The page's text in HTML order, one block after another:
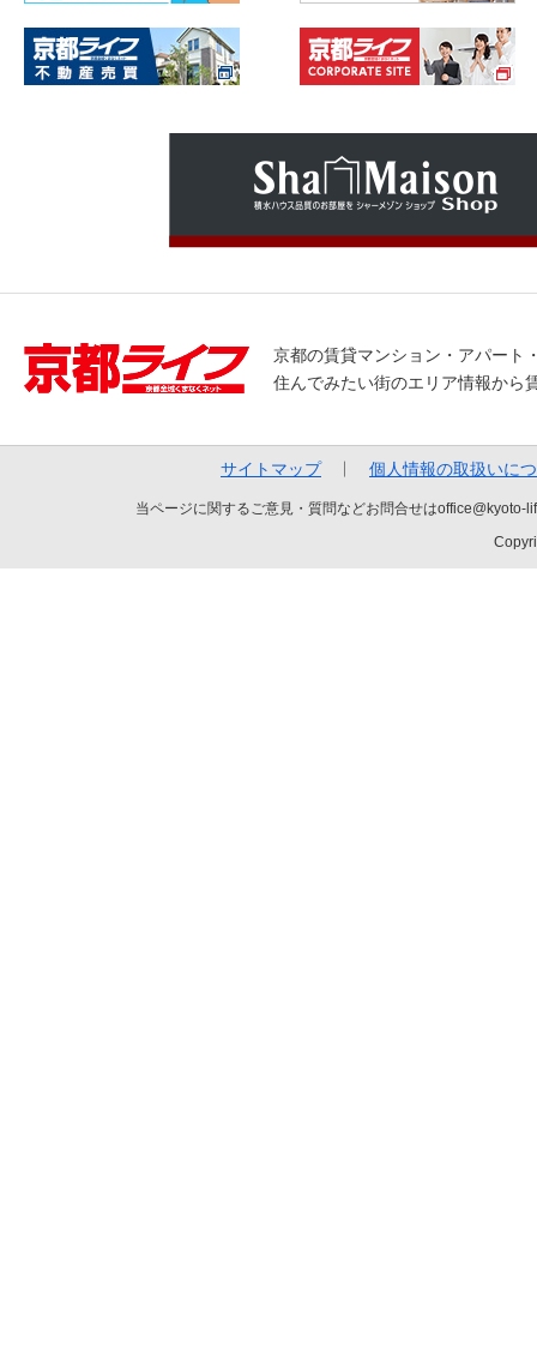
京都の賃貸マンション・アパート
住んでみたい街のエリア情報から
サイトマップ 個人情報の取扱いに
当ページに関するご意見・質問などお問合せは